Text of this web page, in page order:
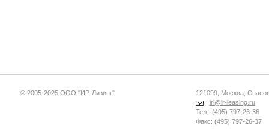
© 2005-2025 ООО "ИР-Лизинг"
121099, Москва,
irl@ir-leasing.ru
Тел.: (495) 797-26-36
Факс: (495) 797-26-37